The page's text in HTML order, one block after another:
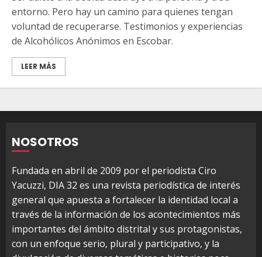
entorno. Pero hay un camino para quienes tengan
voluntad de recuperarse. Testimonios y experiencias
de Alcohólicos Anónimos en Escobar.
LEER MÁS
NOSOTROS
Fundada en abril de 2009 por el periodista Ciro
Yacuzzi, DIA 32 es una revista periodística de interés
general que apuesta a fortalecer la identidad local a
través de la información de los acontecimientos más
importantes del ámbito distrital y sus protagonistas,
con un enfoque serio, plural y participativo, y la